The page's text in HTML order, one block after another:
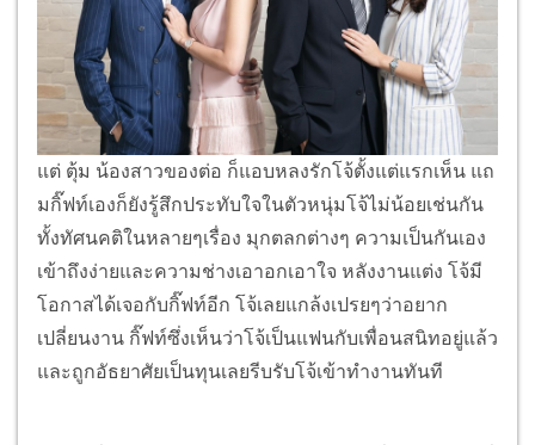
แต่ ตุ้ม น้องสาวของต่อ ก็แอบหลงรักโจ้ตั้งแต่แรกเห็น แถ
มกิ๊ฟท์เองก็ยังรู้สึกประทับใจในตัวหนุ่มโจ้ไม่น้อยเช่นกัน
ทั้งทัศนคติในหลายๆเรื่อง มุกตลกต่างๆ ความเป็นกันเอง
เข้าถึงง่ายและความช่างเอาอกเอาใจ หลังงานแต่ง โจ้มี
โอกาสได้เจอกับกิ๊ฟท์อีก โจ้เลยแกล้งเปรยๆว่าอยาก
เปลี่ยนงาน กิ๊ฟท์ซึ่งเห็นว่าโจ้เป็นแฟนกับเพื่อนสนิทอยู่แล้ว
และถูกอัธยาศัยเป็นทุนเลยรีบรับโจ้เข้าทำงานทันที